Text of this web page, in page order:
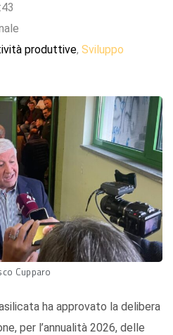
produttive, Sviluppo
Cupparo
ha approvato la delibera
per l’annualità 2026, delle